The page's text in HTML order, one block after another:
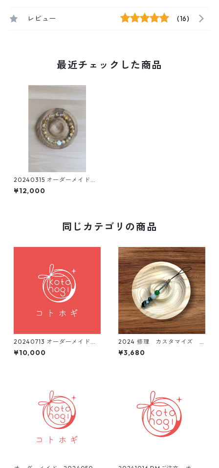
レビュー (16)
最近チェックした商品
20240315 オーダーメイド
お守りブレスレット
¥12,000
同じカテゴリの商品
20240713 オーダーメイド
お守りブレスレット ご依頼
品
¥10,000
2024 修理 カスタマイズ
ストラップお守り
¥3,680